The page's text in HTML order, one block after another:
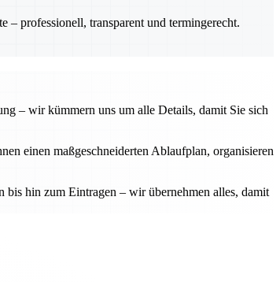
– professionell, transparent und termingerecht.
– wir kümmern uns um alle Details, damit Sie sich
einen maßgeschneiderten Ablaufplan, organisieren
bis hin zum Eintragen – wir übernehmen alles, damit